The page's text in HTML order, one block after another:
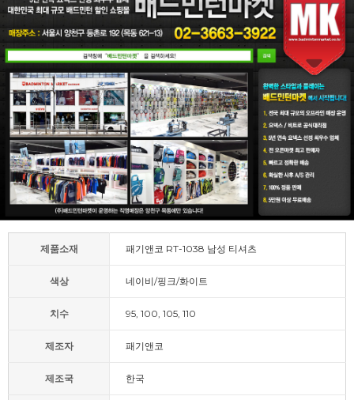
제품소재 패기앤코 RT-1038 남성 티셔츠
색상 네이비/핑크/화이트
치수 95, 100, 105, 110
제조자 패기앤코
제조국 한국